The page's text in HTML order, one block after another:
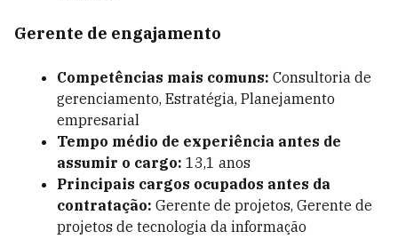
Gerente de engajamento
Competências mais comuns: Consultoria de
gerenciamento, Estratégia, Planejamento
empresarial
Tempo médio de experiência antes de
assumir o cargo: 13,1 anos
Principais cargos ocupados antes da
contratação: Gerente de projetos, Gerente de
projetos de tecnologia da informação